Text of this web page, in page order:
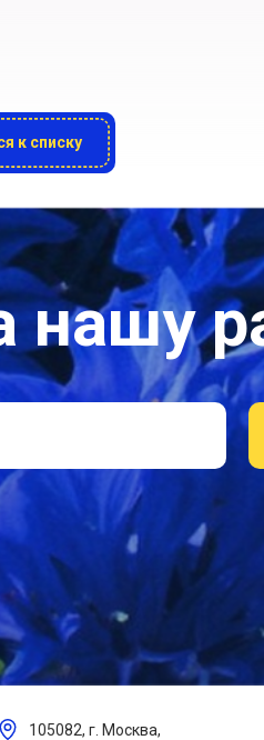
к списку
нашу
105082, г. Москва,